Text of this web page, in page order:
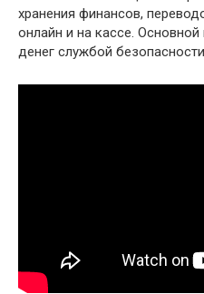
хранения финансов,
онлайн и на кассе.
денег службой